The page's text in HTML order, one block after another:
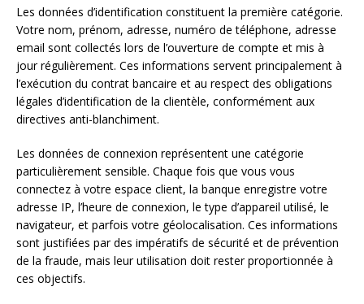
Les données d’identification constituent la première catégorie.
Votre nom, prénom, adresse, numéro de téléphone, adresse
email sont collectés lors de l’ouverture de compte et mis à
jour régulièrement. Ces informations servent principalement à
l’exécution du contrat bancaire et au respect des obligations
légales d’identification de la clientèle, conformément aux
directives anti-blanchiment.
Les données de connexion représentent une catégorie
particulièrement sensible. Chaque fois que vous vous
connectez à votre espace client, la banque enregistre votre
adresse IP, l’heure de connexion, le type d’appareil utilisé, le
navigateur, et parfois votre géolocalisation. Ces informations
sont justifiées par des impératifs de sécurité et de prévention
de la fraude, mais leur utilisation doit rester proportionnée à
ces objectifs.